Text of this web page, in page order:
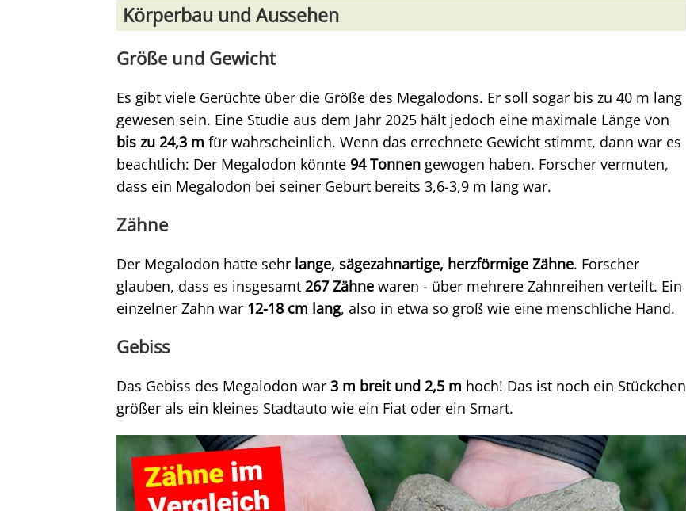
Körperbau und Aussehen
Größe und Gewicht
Es gibt viele Gerüchte über die Größe des Megalodons. Er soll sogar bis zu 40 m lang
gewesen sein. Eine Studie aus dem Jahr 2025 hält jedoch eine maximale Länge von
bis zu 24,3 m für wahrscheinlich. Wenn das errechnete Gewicht stimmt, dann war es
beachtlich: Der Megalodon könnte 94 Tonnen gewogen haben. Forscher vermuten,
dass ein Megalodon bei seiner Geburt bereits 3,6-3,9 m lang war.
Zähne
Der Megalodon hatte sehr lange, sägezahnartige, herzförmige Zähne. Forscher
glauben, dass es insgesamt 267 Zähne waren - über mehrere Zahnreihen verteilt. Ein
einzelner Zahn war 12-18 cm lang, also in etwa so groß wie eine menschliche Hand.
Gebiss
Das Gebiss des Megalodon war 3 m breit und 2,5 m hoch! Das ist noch ein Stückchen
größer als ein kleines Stadtauto wie ein Fiat oder ein Smart.